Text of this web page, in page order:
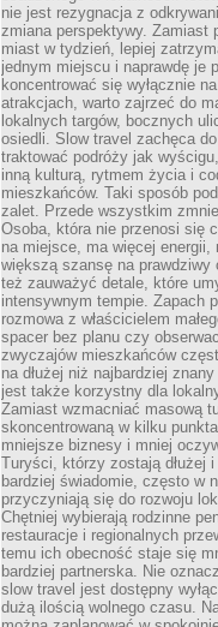
nie jest rezygnacja z
zmiana perspektywy. Zamiast
miast w tydzień, lepiej
jednym miejscu i naprawdę je
koncentrować się wyłącznie
atrakcjach, warto zajrzeć do
lokalnych targów, bocznych
osiedli. Slow travel zachęca
traktować podróży jak
inną kulturą, rytmem życia i
mieszkańców. Taki sposób
zalet. Przede wszystkim
Osoba, która nie przenosi się
na miejsce, ma więcej energii,
większą szansę na prawdziwy
też zauważyć detale, które
intensywnym tempie. Zapach
rozmowa z właścicielem
spacer bez planu czy
zwyczajów mieszkańców
na dłużej niż najbardziej
jest także korzystny dla
Zamiast wzmacniać masową
skoncentrowaną w kilku
mniejsze biznesy i mniej
Turyści, którzy zostają dłużej
bardziej świadomie, często w
przyczyniają się do rozwoju
Chętniej wybierają rodzinne
restauracje i regionalnych
temu ich obecność staje się
bardziej partnerska. Nie
slow travel jest dostępny
dużą ilością wolnego czasu.